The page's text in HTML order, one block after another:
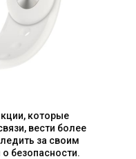
которые
вести более
за своим
безопасности.